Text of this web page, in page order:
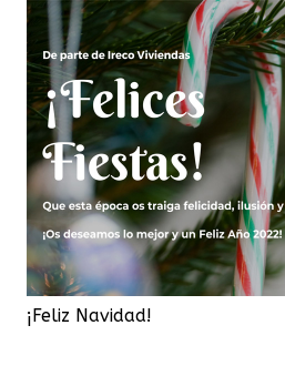
¡Feliz Navidad!